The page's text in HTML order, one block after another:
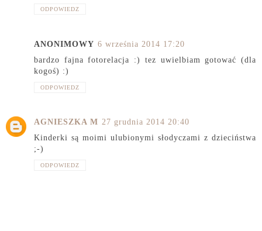
ODPOWIEDZ
ANONIMOWY 6 września 2014 17:20
bardzo fajna fotorelacja :) tez uwielbiam gotować (dla
kogoś) :)
ODPOWIEDZ
AGNIESZKA M 27 grudnia 2014 20:40
Kinderki są moimi ulubionymi słodyczami z dzieciństwa
;-)
ODPOWIEDZ